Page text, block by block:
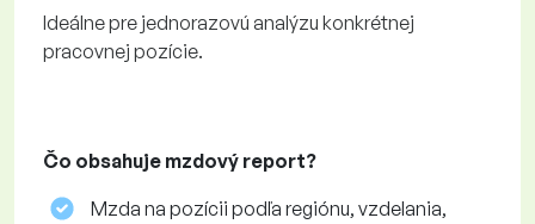
Ideálne pre jednorazovú analýzu konkrétnej
pracovnej pozície.
Čo obsahuje mzdový report?
Mzda na pozícii podľa regiónu, vzdelania,